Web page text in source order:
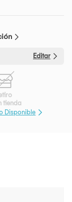
Editar
tienda
Disponible